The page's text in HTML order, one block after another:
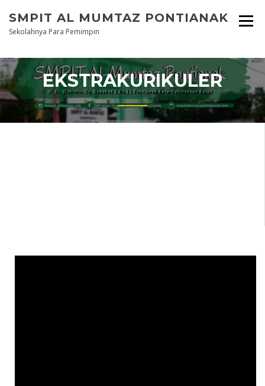
content
SMPIT AL MUMTAZ PONTIANAK
Sekolahnya Para Pemimpin
EKSTRAKURIKULER